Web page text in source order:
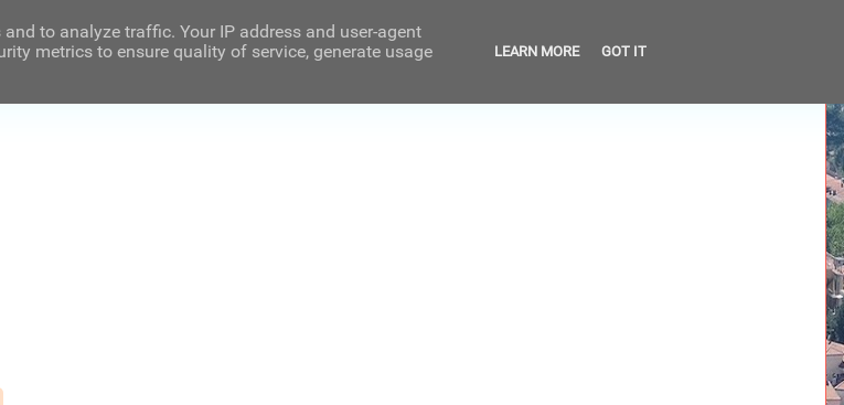
to analyze traffic. Your IP address and user-agent
metrics to ensure quality of service, generate usage
LEARN MORE GOT IT